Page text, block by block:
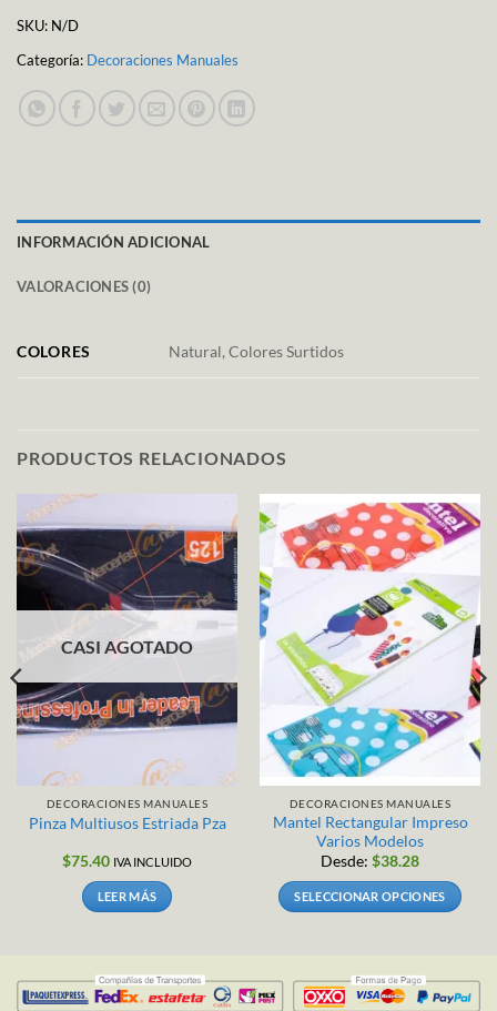
SKU: N/D
Categoría: Decoraciones Manuales
INFORMACIÓN ADICIONAL
VALORACIONES (0)
COLORES Natural, Colores Surtidos
PRODUCTOS RELACIONADOS
CASI AGOTADO
DECORACIONES MANUALES
Pinza Multiusos Estriada Pza
$75.40 IVA INCLUIDO
LEER MÁS
DECORACIONES MANUALES
Mantel Rectangular Impreso
Varios Modelos
Desde: $38.28
SELECCIONAR OPCIONES
múltiples